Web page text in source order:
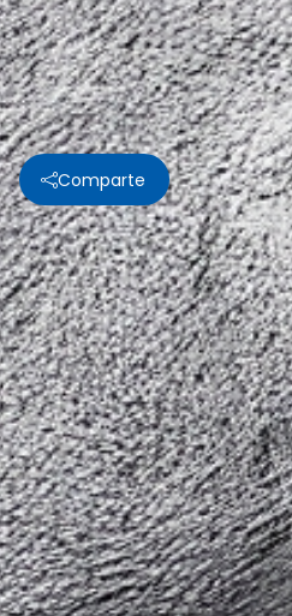
Comparte